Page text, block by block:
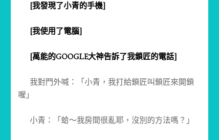
[我發現了小青的手機]
[我使用了電腦]
[萬能的GOOGLE大神告訴了我鎖匠的電話]
我對門外喊：「小青，我打給鎖匠叫鎖匠來開鎖
喔」
小青：「蛤～我房間很亂耶，沒別的方法嗎？」